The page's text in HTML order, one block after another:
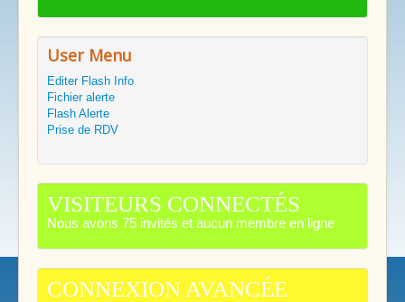
User Menu
Editer Flash Info
Fichier alerte
Flash Alerte
Prise de RDV
VISITEURS CONNECTÉS
Nous avons 75 invités et aucun membre en ligne
CONNEXION AVANCÉE